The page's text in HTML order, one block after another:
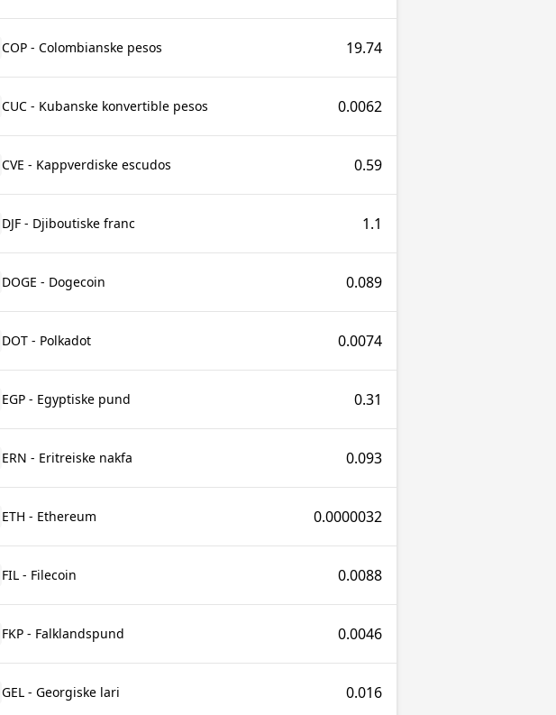
COP - Colombianske pesos 19.74
CUC - Kubanske konvertible pesos 0.0062
CVE - Kappverdiske escudos 0.59
DJF - Djiboutiske franc 1.1
DOGE - Dogecoin 0.089
DOT - Polkadot 0.0074
EGP - Egyptiske pund 0.31
ERN - Eritreiske nakfa 0.093
ETH - Ethereum 0.0000032
FIL - Filecoin 0.0088
FKP - Falklandspund 0.0046
GEL - Georgiske lari 0.016